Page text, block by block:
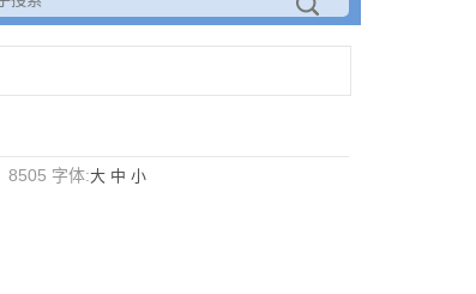
8505 字体:大 中 小